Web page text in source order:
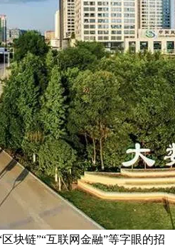
块链”“互联网金融”等字眼的招